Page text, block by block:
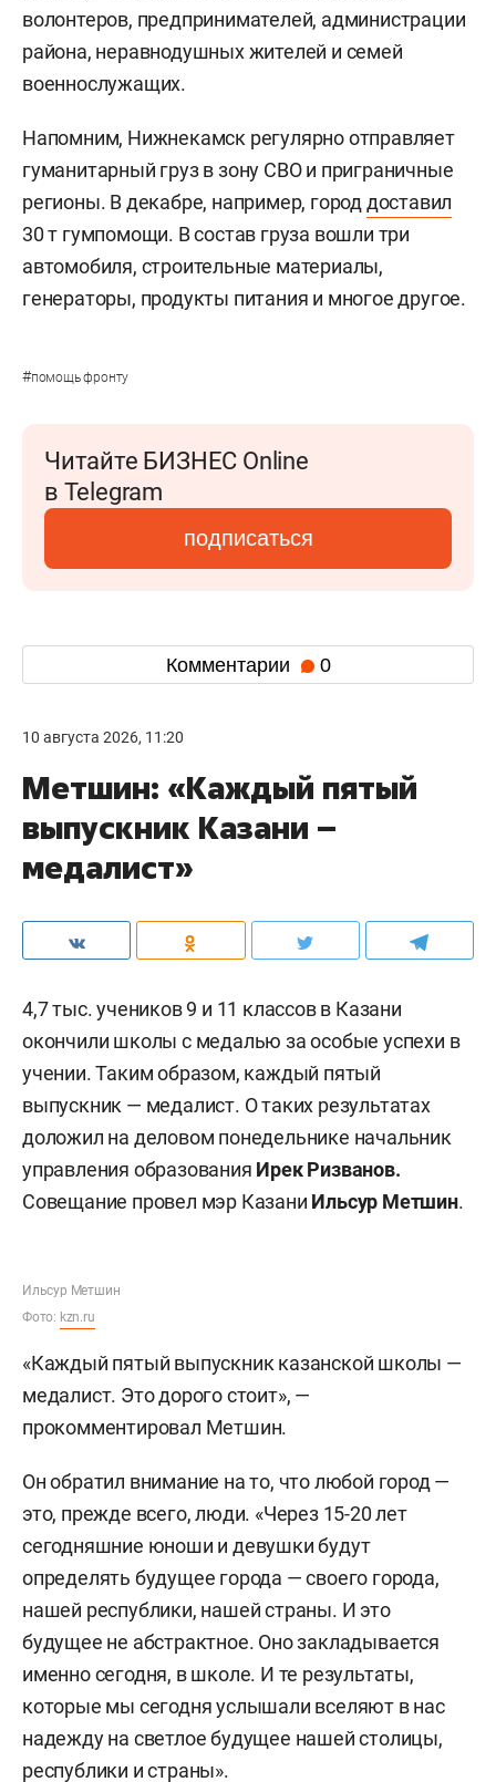
волонтеров, предпринимателей, администрации
района, неравнодушных жителей и семей
военнослужащих.
Напомним, Нижнекамск регулярно отправляет
гуманитарный груз в зону СВО и приграничные
регионы. В декабре, например, город доставил
30 т гумпомощи. В состав груза вошли три
автомобиля, строительные материалы,
генераторы, продукты питания и многое другое.
#помощь фронту
Читайте БИЗНЕС Online
в Telegram
подписаться
Комментарии 0
10 августа 2026, 11:20
Метшин: «Каждый пятый
выпускник Казани –
медалист»
4,7 тыс. учеников 9 и 11 классов в Казани
окончили школы с медалью за особые успехи в
учении. Таким образом, каждый пятый
выпускник — медалист. О таких результатах
доложил на деловом понедельнике начальник
управления образования Ирек Ризванов.
Совещание провел мэр Казани Ильсур Метшин.
Ильсур Метшин
Фото: kzn.ru
«Каждый пятый выпускник казанской школы —
медалист. Это дорого стоит», —
прокомментировал Метшин.
Он обратил внимание на то, что любой город —
это, прежде всего, люди. «Через 15-20 лет
сегодняшние юноши и девушки будут
определять будущее города — своего города,
нашей республики, нашей страны. И это
будущее не абстрактное. Оно закладывается
именно сегодня, в школе. И те результаты,
которые мы сегодня услышали вселяют в нас
надежду на светлое будущее нашей столицы,
республики и страны».